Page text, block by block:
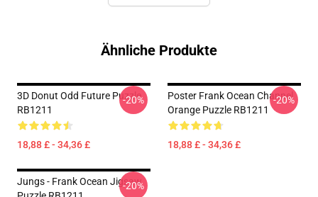
Ähnliche Produkte
3D Donut Odd Future Puzzle
RB1211
18,88 £ - 34,36 £
-20%
Poster Frank Ocean Channel
Orange Puzzle RB1211
18,88 £ - 34,36 £
-20%
Jungs - Frank Ocean Jigsaw
-20%